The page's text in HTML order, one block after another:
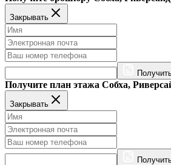
Закрывать
Получите план этажа Собха,
Закрывать